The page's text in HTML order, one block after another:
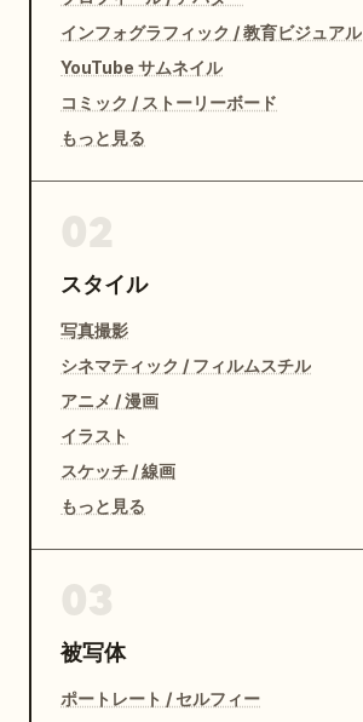
インフォグラフィック / 教育ビジュアル
YouTube サムネイル
コミック / ストーリーボード
もっと見る
スタイル
写真撮影
シネマティック / フィルムスチル
アニメ / 漫画
イラスト
スケッチ / 線画
もっと見る
被写体
ポートレート / セルフィー